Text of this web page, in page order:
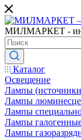
МИЛМАРКЕТ -
Каталог
Освещение
Лампы (источники
Лампы
Лампы
Лампы
Лампы